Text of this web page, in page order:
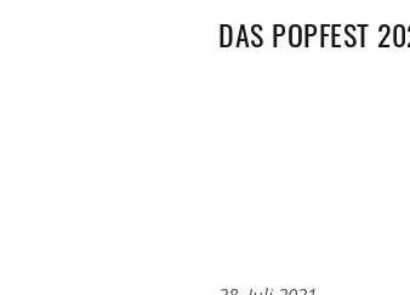
Kategorien
den
Tags
DAS POPFEST